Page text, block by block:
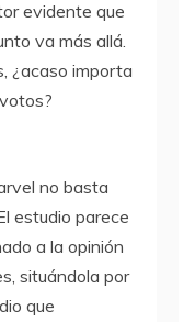
evidente que
va más allá.
¿acaso importa
no basta
estudio parece
a la opinión
situándola por
que